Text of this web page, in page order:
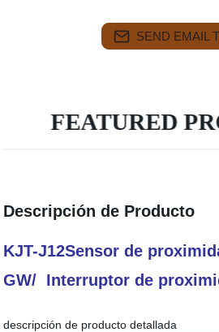
SEND EMAIL
FEATURED
Descripción de Producto
KJT-J12Sensor de
GW/ Interruptor de
descripción de producto detallada